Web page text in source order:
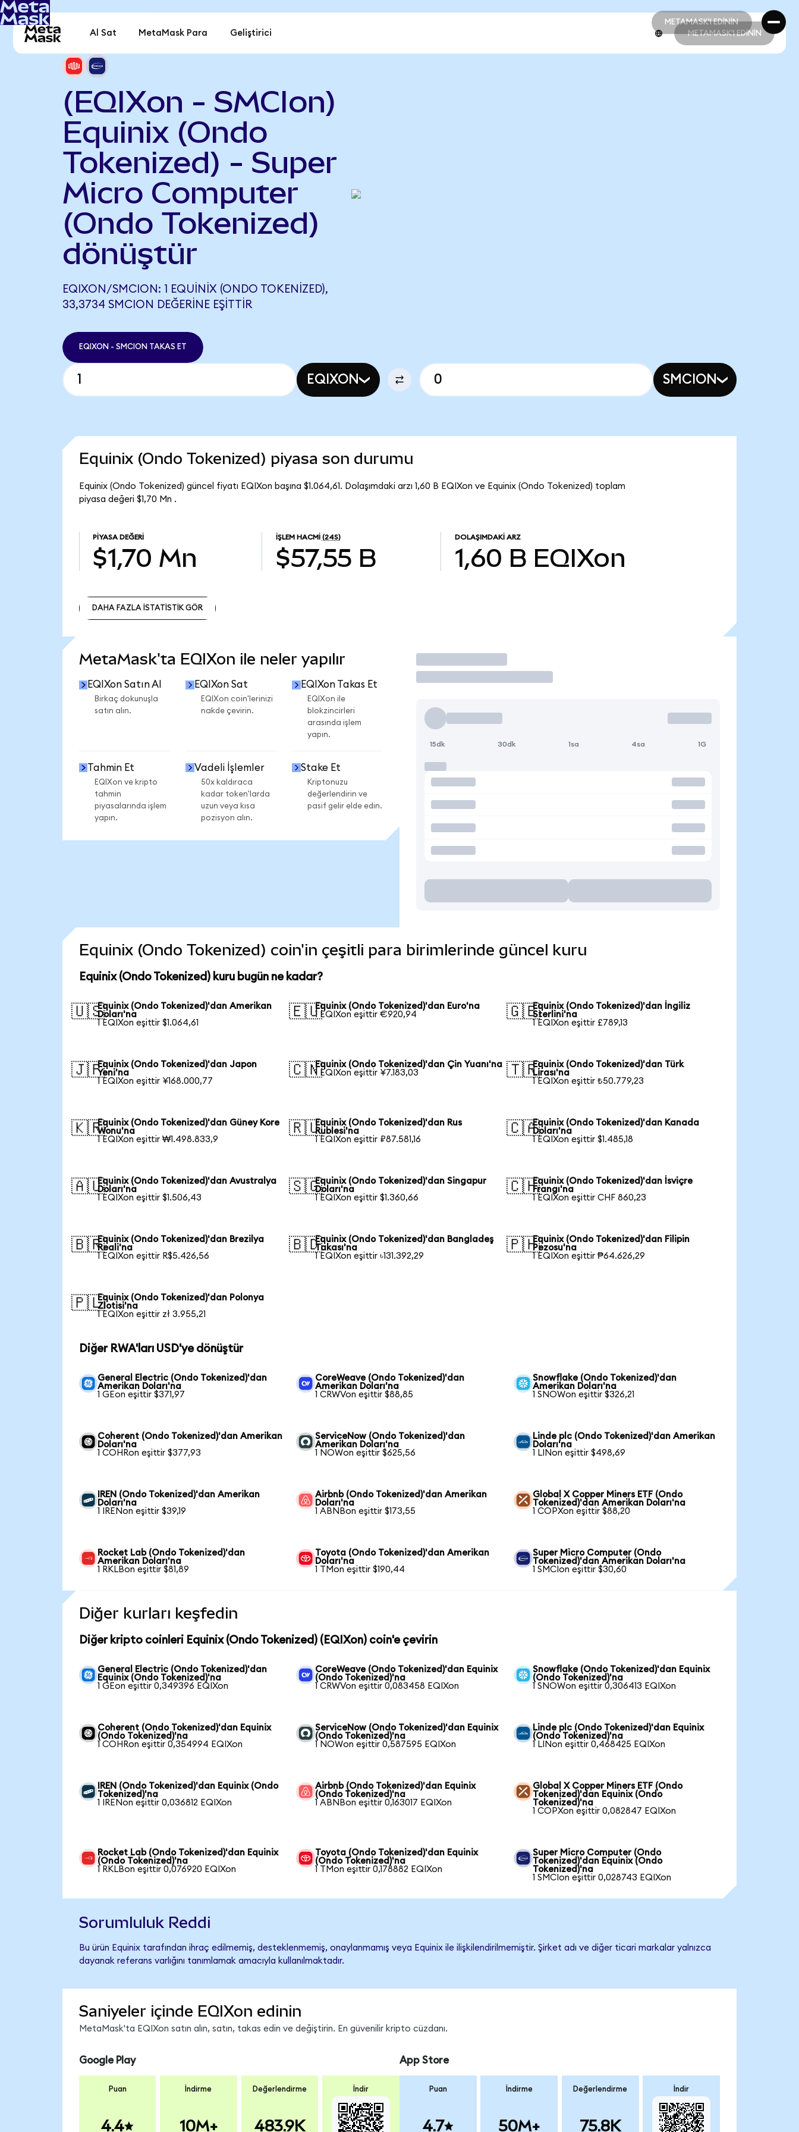
METAMASK'I EDİNİN
METAMASK'I EDİNİN
Al Sat MetaMask Para Geliştirici METAMASK'I EDİNİN
(EQIXon - SMCIon)
Equinix (Ondo
Tokenized) - Super
Micro Computer
(Ondo Tokenized)
dönüştür
EQIXON/SMCION: 1 EQUINIX (ONDO TOKENIZED),
33,3734 SMCION DEĞERINE EŞITTIR
EQIXON - SMCION TAKAS ET
EQIXON SMCION
Equinix (Ondo Tokenized) piyasa son durumu
Equinix (Ondo Tokenized) güncel fiyatı EQIXon başına $1.064,61. Dolaşımdaki arzı 1,60 B EQIXon ve Equinix (Ondo Tokenized) toplam
piyasa değeri $1,70 Mn .
PIYASA DEĞERI
$1,70 Mn
İŞLEM HACMI (24S)
$57,55 B
DOLAŞIMDAKI ARZ
1,60 B EQIXon
DAHA FAZLA İSTATİSTİK GÖR
MetaMask'ta EQIXon ile neler yapılır
EQIXon Satın Al
Birkaç dokunuşla
satın alın.
EQIXon Sat
EQIXon coin'lerinizi
nakde çevirin.
EQIXon Takas Et
EQIXon ile
blokzincirleri
arasında işlem
yapın.
Tahmin Et
EQIXon ve kripto
tahmin
piyasalarında işlem
yapın.
Vadeli İşlemler
50x kaldıraca
kadar token'larda
uzun veya kısa
pozisyon alın.
Stake Et
Kriptonuzu
değerlendirin ve
pasif gelir elde edin.
İşlem Yap
15dk 30dk 1sa 4sa 1G
Equinix (Ondo Tokenized) coin'in çeşitli para birimlerinde güncel kuru
Equinix (Ondo Tokenized) kuru bugün ne kadar?
🇺🇸Equinix (Ondo Tokenized)'dan Amerikan
Doları'na
1 EQIXon eşittir $1.064,61
🇪🇺Equinix (Ondo Tokenized)'dan Euro'na
1 EQIXon eşittir €920,94
🇬🇧Equinix (Ondo Tokenized)'dan İngiliz
Sterlini'na
1 EQIXon eşittir £789,13
🇯🇵Equinix (Ondo Tokenized)'dan Japon
Yeni'na
1 EQIXon eşittir ¥168.000,77
🇨🇳Equinix (Ondo Tokenized)'dan Çin Yuanı'na
1 EQIXon eşittir ¥7.183,03
🇹🇷Equinix (Ondo Tokenized)'dan Türk
Lirası'na
1 EQIXon eşittir ₺50.779,23
🇰🇷Equinix (Ondo Tokenized)'dan Güney Kore
Wonu'na
1 EQIXon eşittir ₩1.498.833,9
🇷🇺Equinix (Ondo Tokenized)'dan Rus
Rublesi'na
1 EQIXon eşittir ₽87.581,16
🇨🇦Equinix (Ondo Tokenized)'dan Kanada
Doları'na
1 EQIXon eşittir $1.485,18
🇦🇺Equinix (Ondo Tokenized)'dan Avustralya
Doları'na
1 EQIXon eşittir $1.506,43
🇸🇬Equinix (Ondo Tokenized)'dan Singapur
Doları'na
1 EQIXon eşittir $1.360,66
🇨🇭Equinix (Ondo Tokenized)'dan İsviçre
Frangı'na
1 EQIXon eşittir CHF 860,23
🇧🇷Equinix (Ondo Tokenized)'dan Brezilya
Reali'na
1 EQIXon eşittir R$5.426,56
🇧🇩Equinix (Ondo Tokenized)'dan Bangladeş
Takası'na
1 EQIXon eşittir ৳131.392,29
🇵🇭Equinix (Ondo Tokenized)'dan Filipin
Pezosu'na
1 EQIXon eşittir ₱64.626,29
🇵🇱Equinix (Ondo Tokenized)'dan Polonya
Zlotisi'na
1 EQIXon eşittir zł 3.955,21
Diğer RWA'ları USD'ye dönüştür
General Electric (Ondo Tokenized)'dan
Amerikan Doları'na
1 GEon eşittir $371,97
CoreWeave (Ondo Tokenized)'dan
Amerikan Doları'na
1 CRWVon eşittir $88,85
Snowflake (Ondo Tokenized)'dan
Amerikan Doları'na
1 SNOWon eşittir $326,21
Coherent (Ondo Tokenized)'dan Amerikan
Doları'na
1 COHRon eşittir $377,93
ServiceNow (Ondo Tokenized)'dan
Amerikan Doları'na
1 NOWon eşittir $625,56
Linde plc (Ondo Tokenized)'dan Amerikan
Doları'na
1 LINon eşittir $498,69
IREN (Ondo Tokenized)'dan Amerikan
Doları'na
1 IRENon eşittir $39,19
Airbnb (Ondo Tokenized)'dan Amerikan
Doları'na
1 ABNBon eşittir $173,55
Global X Copper Miners ETF (Ondo
Tokenized)'dan Amerikan Doları'na
1 COPXon eşittir $88,20
Rocket Lab (Ondo Tokenized)'dan
Amerikan Doları'na
1 RKLBon eşittir $81,89
Toyota (Ondo Tokenized)'dan Amerikan
Doları'na
1 TMon eşittir $190,44
Super Micro Computer (Ondo
Tokenized)'dan Amerikan Doları'na
1 SMCIon eşittir $30,60
Diğer kurları keşfedin
Diğer kripto coinleri Equinix (Ondo Tokenized) (EQIXon) coin'e çevirin
General Electric (Ondo Tokenized)'dan
Equinix (Ondo Tokenized)'na
1 GEon eşittir 0,349396 EQIXon
CoreWeave (Ondo Tokenized)'dan Equinix
(Ondo Tokenized)'na
1 CRWVon eşittir 0,083458 EQIXon
Snowflake (Ondo Tokenized)'dan Equinix
(Ondo Tokenized)'na
1 SNOWon eşittir 0,306413 EQIXon
Coherent (Ondo Tokenized)'dan Equinix
(Ondo Tokenized)'na
1 COHRon eşittir 0,354994 EQIXon
ServiceNow (Ondo Tokenized)'dan Equinix
(Ondo Tokenized)'na
1 NOWon eşittir 0,587595 EQIXon
Linde plc (Ondo Tokenized)'dan Equinix
(Ondo Tokenized)'na
1 LINon eşittir 0,468425 EQIXon
IREN (Ondo Tokenized)'dan Equinix (Ondo
Tokenized)'na
1 IRENon eşittir 0,036812 EQIXon
Airbnb (Ondo Tokenized)'dan Equinix
(Ondo Tokenized)'na
1 ABNBon eşittir 0,163017 EQIXon
Global X Copper Miners ETF (Ondo
Tokenized)'dan Equinix (Ondo
Tokenized)'na
1 COPXon eşittir 0,082847 EQIXon
Rocket Lab (Ondo Tokenized)'dan Equinix
(Ondo Tokenized)'na
1 RKLBon eşittir 0,076920 EQIXon
Toyota (Ondo Tokenized)'dan Equinix
(Ondo Tokenized)'na
1 TMon eşittir 0,178882 EQIXon
Super Micro Computer (Ondo
Tokenized)'dan Equinix (Ondo
Tokenized)'na
1 SMCIon eşittir 0,028743 EQIXon
Sorumluluk Reddi
Bu ürün Equinix tarafından ihraç edilmemiş, desteklenmemiş, onaylanmamış veya Equinix ile ilişkilendirilmemiştir. Şirket adı ve diğer ticari markalar yalnızca
dayanak referans varlığını tanımlamak amacıyla kullanılmaktadır.
Saniyeler içinde EQIXon edinin
MetaMask'ta EQIXon satın alın, satın, takas edin ve değiştirin. En güvenilir kripto cüzdanı.
Google Play
Puan
4.4
İndirme
10M+
Değerlendirme
483.9K
İndir
App Store
Puan
4.7
İndirme
50M+
Değerlendirme
75.8K
İndir